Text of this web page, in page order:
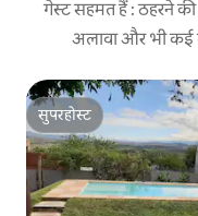
गेस्ट सहमत हैं : ठहरने
अलावा और भी कई
सुपरहोस्ट
सुपरहोस्ट